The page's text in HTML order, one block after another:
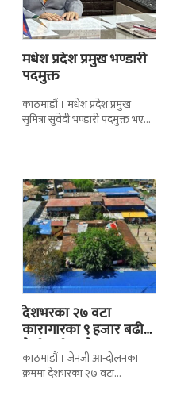
मधेश प्रदेश प्रमुख भण्डारी
पदमुक्त
काठमाडौं । मधेश प्रदेश प्रमुख
सुमित्रा सुवेदी भण्डारी पदमुक्त भएकी
देशभरका २७ वटा
कारागारका ९ हजार बढी
कैदीबन्दी अझै फरार
काठमाडौं । जेनजी आन्दोलनका
क्रममा देशभरका २७ वटा